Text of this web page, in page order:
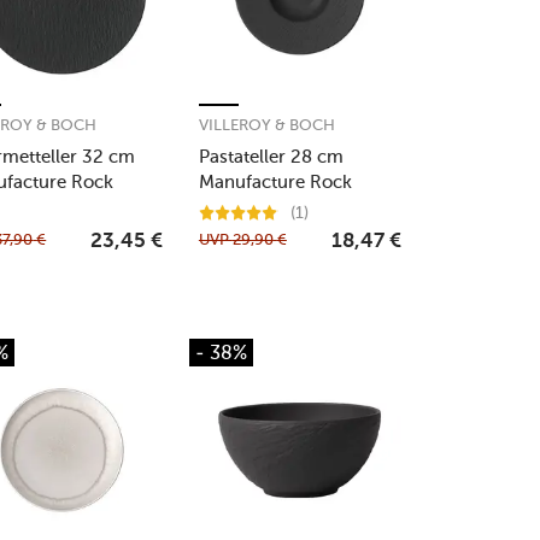
32 cm
Rock
& BOCH
€ 23,45 €
Pastateller 28 cm
Manufacture Rock
VILLEROY & BOCH
(1)
UVP29,90 € 18,47 €
- 38%